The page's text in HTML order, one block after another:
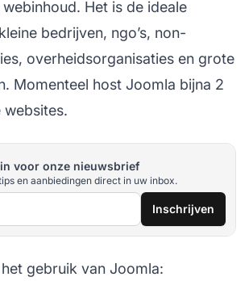
Het is de ideale
bedrijven, ngo’s, non-
overheidsorganisaties en grote
Momenteel host Joomla bijna 2
websites.
voor onze nieuwsbrief
en aanbiedingen direct in uw inbox.
Inschrijven
gebruik van Joomla: